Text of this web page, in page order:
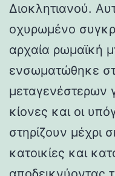
Διοκλητιανού.
οχυρωμένο
αρχαία ρωμαϊκή
ενσωματώθηκε
μεταγενέστερων
κίονες και οι
στηρίζουν μέχρι
κατοικίες και